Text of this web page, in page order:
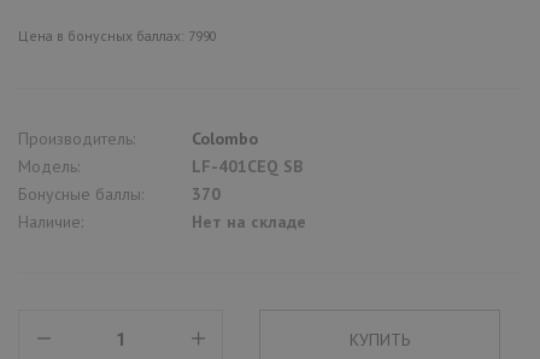
Цена в бонусных баллах: 7990
Производитель:
Colombo
Модель:
LF-401CEQ SB
Бонусные баллы:
370
Наличие:
Нет на складе